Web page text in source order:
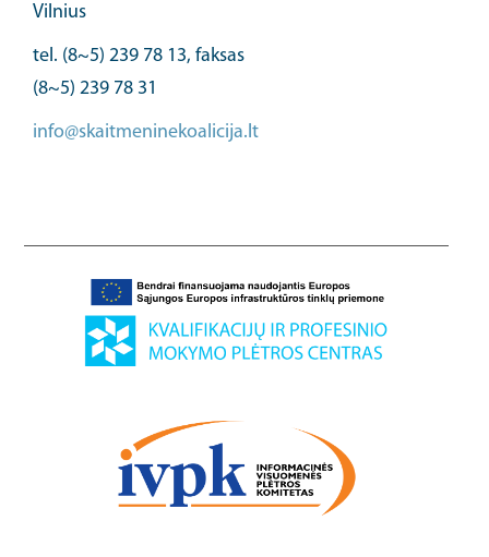
Vilnius
tel. (8~5) 239 78 13, faksas
(8~5) 239 78 31
info@skaitmeninekoalicija.lt